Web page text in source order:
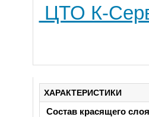
ЦТО К-
ХАРАКТЕРИСТИКИ
Состав красящего слоя